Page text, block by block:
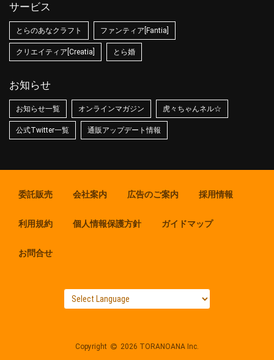
サービス
とらのあなクラフト ファンティア[Fantia]
クリエイティア[Creatia] とら婚
お知らせ
お知らせ一覧 オンラインマガジン 虎々ちゃんネル☆
公式Twitter一覧 通販アップデート情報
委託販売 会社案内 広告のご案内 採用情報
利用規約 個人情報保護方針 ガイドマップ
お問合せ
Copyright 2026 TORANOANA Inc.